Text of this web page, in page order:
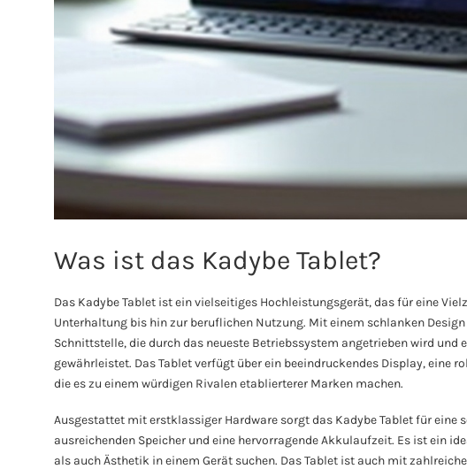
Was ist das Kadybe Tablet?
Das Kadybe Tablet ist ein vielseitiges Hochleistungsgerät, das für eine
Unterhaltung bis hin zur beruflichen Nutzung. Mit einem schlanken
Schnittstelle, die durch das neueste Betriebssystem angetrieben wird und
gewährleistet. Das Tablet verfügt über ein beeindruckendes Display, eine
die es zu einem würdigen Rivalen etablierterer Marken machen.
Ausgestattet mit erstklassiger Hardware sorgt das Kadybe Tablet für eine
ausreichenden Speicher und eine hervorragende Akkulaufzeit. Es ist ein
als auch Ästhetik in einem Gerät suchen. Das Tablet ist auch mit